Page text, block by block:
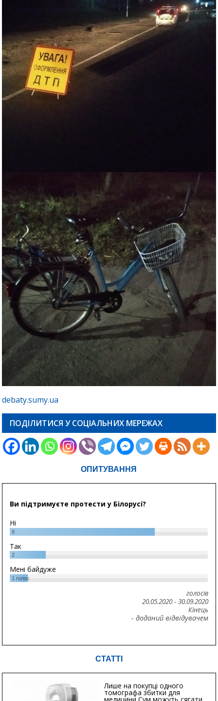
debaty.sumy.ua
ПОДІЛИТИСЯ У СОЦІАЛЬНИХ МЕРЕЖАХ
ОПИТУВАННЯ
Ви підтримуєте протести у Білорусі?
Ні
8
Так
2
Мені байдуже
1 голос
голосів
20.05.2020- 30.09.2020
Кінець
- доданий відвідувачем
СТАТТІ
Лише на покупці одного
томографа збитки для